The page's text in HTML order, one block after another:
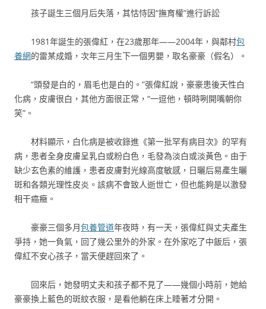
孩子誕生三個月后失落，其怙恃因“撫育權”進行訴訟
1981年誕生的張偉紅，在23歲那年——2004年，與鄰村包
養網的雷某成婚，次年三月生下一個男嬰，取名豪豪（假名）。
“頭發是白的，眉毛也是白的。”張偉紅說，豪豪患後天性白
化病，皮膚很白，其他方面很正常，“一逗他，頓時咧開嘴朝你
笑”。
材料顯示，白化病是被收錄進《第一批罕有病目次》的罕有
病，患者全身皮膚呈乳白或粉白色，毛發為淡白或淡黃色。由于
缺少玄色素的維護，患者皮膚對光線高度敏感，日曬后易產生曬
斑和各類光理性皮炎。該病不會致人逝世亡，但也能夠是以激發
相干癌癥。
豪豪三個多月包養管道年夜時，有一天，張偉紅與丈夫產生
爭持，她一負氣，回了幾公里外的外家。在外家吃了中飯后，張
偉紅不安心孩子，當天便趕回來了。
回來后，她發明丈夫和孩子都不見了——幾個小時前，她給
豪豪換上藍色的斑紋衣服，是看他躺在床上睡著才分開。